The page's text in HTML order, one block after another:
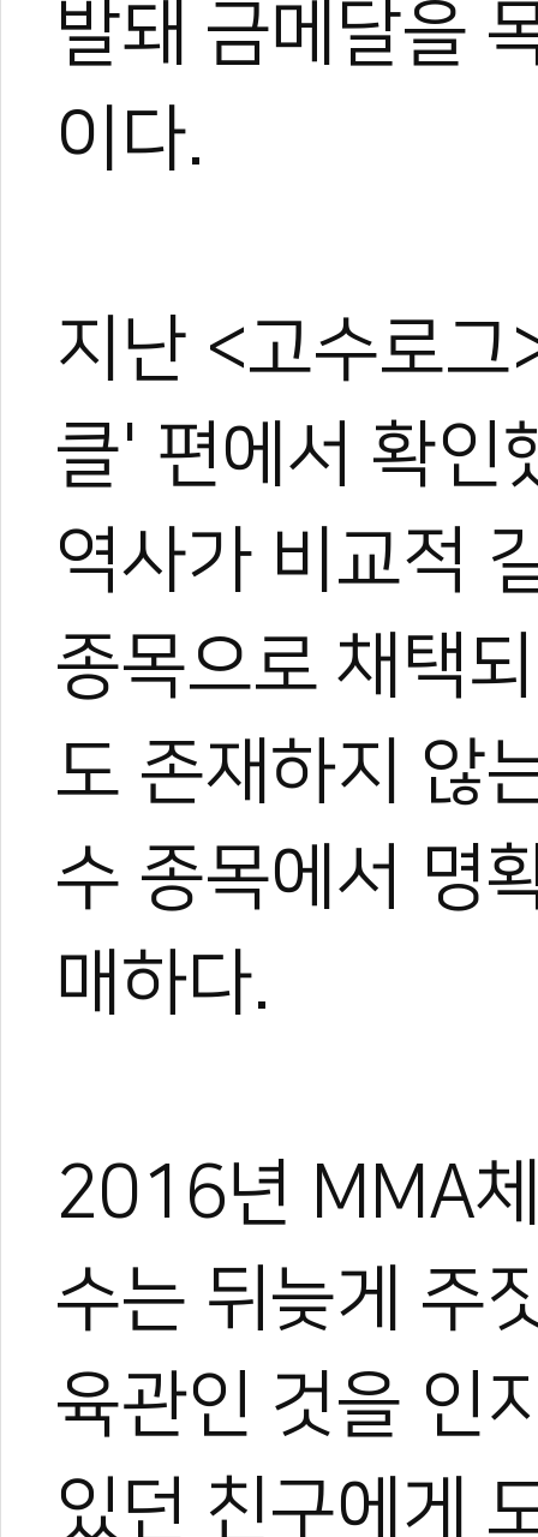
발돼 금메달을
이다.
지난 <고수로
클' 편에서 확인
역사가 비교적
종목으로 채택
도 존재하지 않
수 종목에서 명
매하다.
2016년 MMA
수는 뒤늦게 주
육관인 것을 인
있던 친구에게